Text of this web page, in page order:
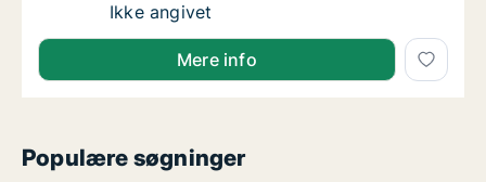
Ca. 90 m2 andelsbolig til salg i 8000 Århus
Ikke angivet
Mere info
Populære søgninger